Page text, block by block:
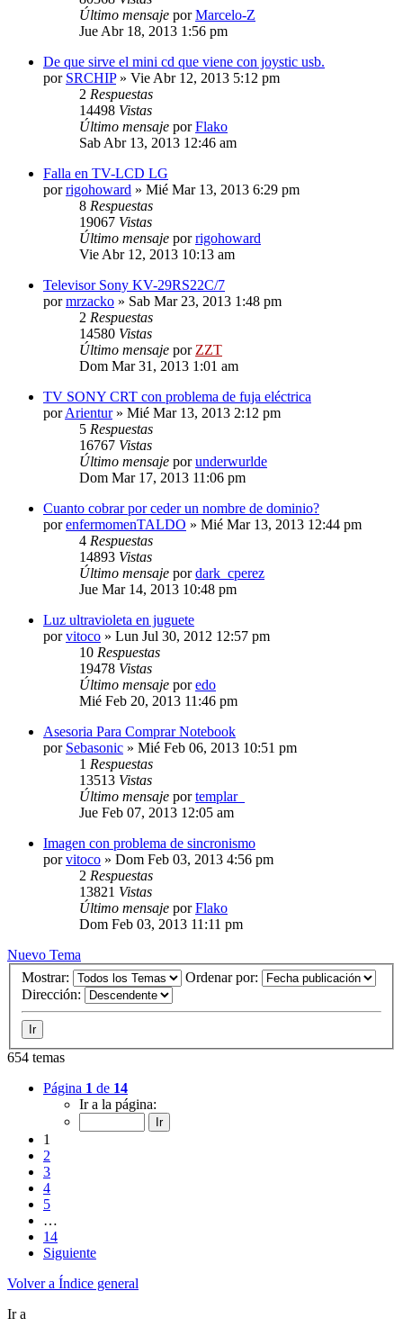
Último mensaje porMarcelo-Z
Jue Abr 18, 2013 1:56 pm
De que sirve el mini cd que viene con joystic usb.
por SRCHIP» Vie Abr 12, 2013 5:12 pm
2 Respuestas
14498 Vistas
Último mensaje porFlako
Sab Abr 13, 2013 12:46 am
Falla en TV-LCD LG
porrigohoward » Mié Mar 13, 2013 6:29 pm
8 Respuestas
19067 Vistas
Último mensaje porrigohoward
Vie Abr 12, 2013 10:13 am
Televisor Sony KV-29RS22C/7
pormrzacko » Sab Mar 23, 2013 1:48 pm
2 Respuestas
14580 Vistas
Último mensaje por ZZT
Dom Mar 31, 2013 1:01 am
TV SONY CRT con problema de fuja eléctrica
porArientur» Mié Mar 13, 2013 2:12 pm
5 Respuestas
16767 Vistas
Último mensaje porunderwurlde
Dom Mar 17, 2013 11:06 pm
Cuanto cobrar por ceder un nombre de dominio?
porenfermomenTALDO » Mié Mar 13, 2013 12:44 pm
4 Respuestas
14893 Vistas
Último mensaje pordark_cperez
Jue Mar 14, 2013 10:48 pm
Luz ultravioleta en juguete
porvitoco » Lun Jul 30, 2012 12:57 pm
10 Respuestas
19478 Vistas
Último mensaje poredo
Mié Feb 20, 2013 11:46 pm
Asesoria Para Comprar Notebook
por Sebasonic » Mié Feb 06, 2013 10:51 pm
1 Respuestas
13513 Vistas
Último mensaje portemplar_
Jue Feb 07, 2013 12:05 am
Imagen con problema de sincronismo
porvitoco » Dom Feb 03, 2013 4:56 pm
2 Respuestas
13821 Vistas
Último mensaje porFlako
Dom Feb 03, 2013 11:11 pm
Nuevo Tema
Mostrar:
Ordenar por:
Dirección:
654 temas
Página 1 de 14
Ir a la página:
1
2
3
4
5
…
14
Siguiente
Volver a Índice general
Ir a